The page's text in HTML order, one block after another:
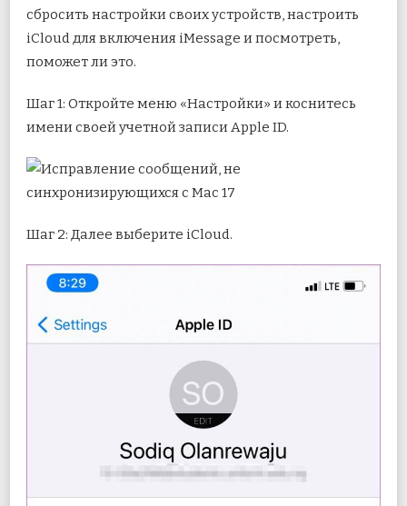
сбросить настройки своих устройств, настроить
iCloud для включения iMessage и посмотреть,
поможет ли это.
Шаг 1: Откройте меню «Настройки» и коснитесь
имени своей учетной записи Apple ID.
Шаг 2: Далее выберите iCloud.